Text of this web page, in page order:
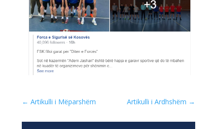
← Artikulli i Mëparshëm Artikulli i Ardhshëm →